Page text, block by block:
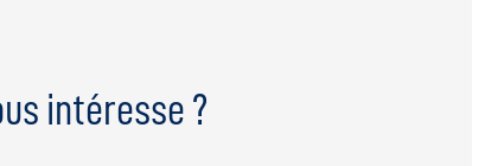
intéresse ?